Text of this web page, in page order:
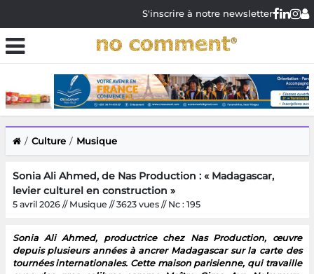
S'inscrire à notre newsletter
Culture Musique
Sonia Ali Ahmed, de Nas Production : « Madagascar,
levier culturel en construction »
5 avril 2026 // Musique // 3623 vues // Nc : 195
Sonia Ali Ahmed, productrice chez Nas Production, œuvre
depuis plusieurs années à ancrer Madagascar sur la carte des
tournées internationales. Cette maison parisienne, qui travaille